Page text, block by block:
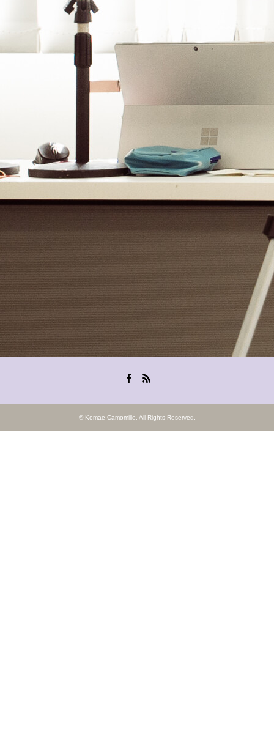
© Komae Camomille . All Rights Reserved.